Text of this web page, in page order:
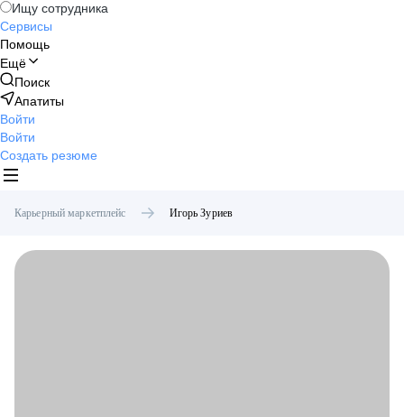
Ищу сотрудника
Сервисы
Помощь
Ещё
Поиск
Апатиты
Войти
Войти
Создать резюме
Карьерный маркетплейс Игорь Зуриев